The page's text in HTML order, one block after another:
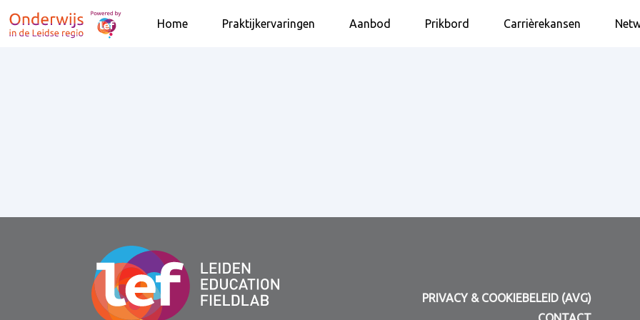
Home Praktijkervaringen Aanbod Prikbord Carrièrekansen
PRIVACY & COOKIEBELEID (AVG)